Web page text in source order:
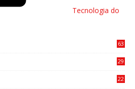
Tecnologia do
63
29
22